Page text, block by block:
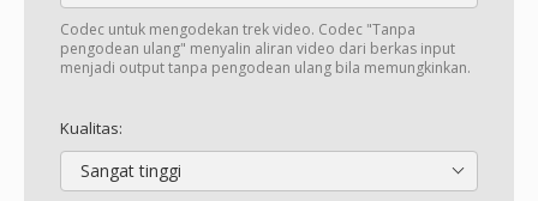
Codec untuk mengodekan trek video. Codec "Tanpa
pengodean ulang" menyalin aliran video dari berkas input
menjadi output tanpa pengodean ulang bila memungkinkan.
Kualitas:
Sangat tinggi